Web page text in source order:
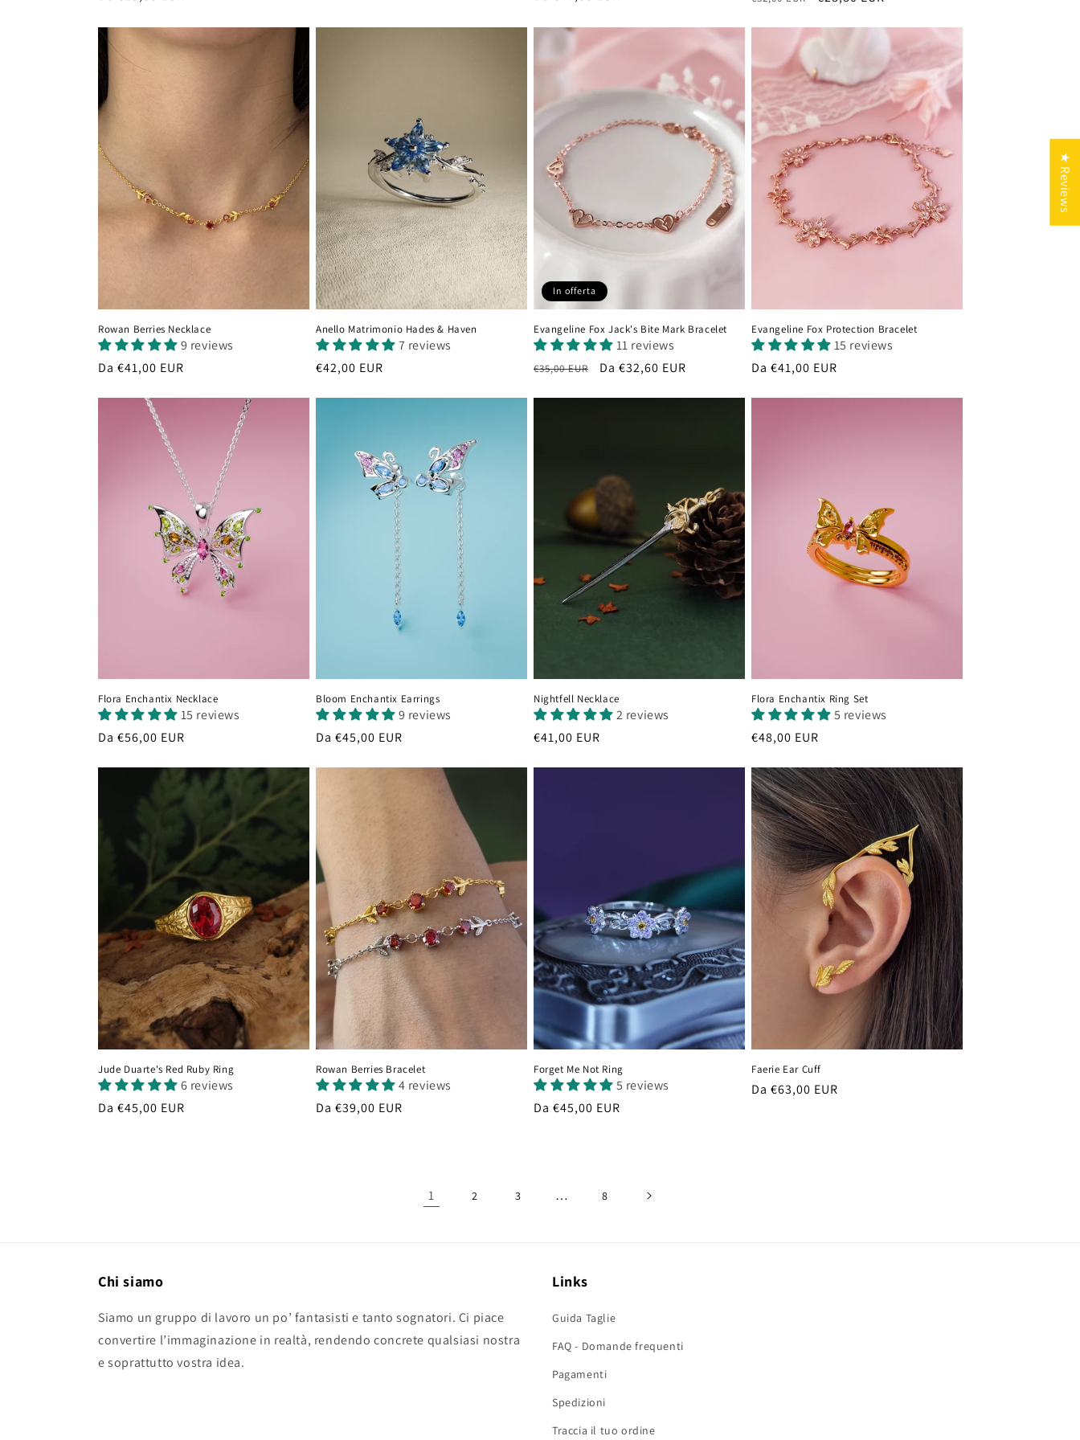
listino
listino
Rowan Berries Necklace
9 reviews
Prezzo
Da €41,00 EUR
Anello Matrimonio Hades & Haven
7 reviews
Prezzo
€42,00 EUR
In offerta
Evangeline Fox Jack's Bite Mark Bracelet
11 reviews
Prezzo
€35,00 EUR
Prezzo
Da €32,60 EUR
Evangeline Fox Protection Bracelet
15 reviews
Prezzo
Da €41,00 EUR
Flora Enchantix Necklace
15 reviews
Prezzo
Da €56,00 EUR
Bloom Enchantix Earrings
9 reviews
Prezzo
Da €45,00 EUR
Nightfell Necklace
2 reviews
Prezzo
€41,00 EUR
Flora Enchantix Ring Set
5 reviews
Prezzo
listino
€48,00 EUR
Jude Duarte's Red Ruby Ring
6 reviews
Prezzo
Da €45,00 EUR
Rowan Berries Bracelet
4 reviews
Prezzo
Da €39,00 EUR
Forget Me Not Ring
5 reviews
Prezzo
Da €45,00 EUR
Faerie Ear Cuff
Prezzo
Da €63,00 EUR
1 2 3 … 8
Chi siamo
Siamo un gruppo di lavoro un po’ fantasisti e tanto sognatori. Ci piace
convertire l’immaginazione in realtà, rendendo concrete qualsiasi nostra
e soprattutto vostra idea.
Links
Guida Taglie
FAQ - Domande frequenti
Pagamenti
Spedizioni
Traccia il tuo ordine
★ Reviews